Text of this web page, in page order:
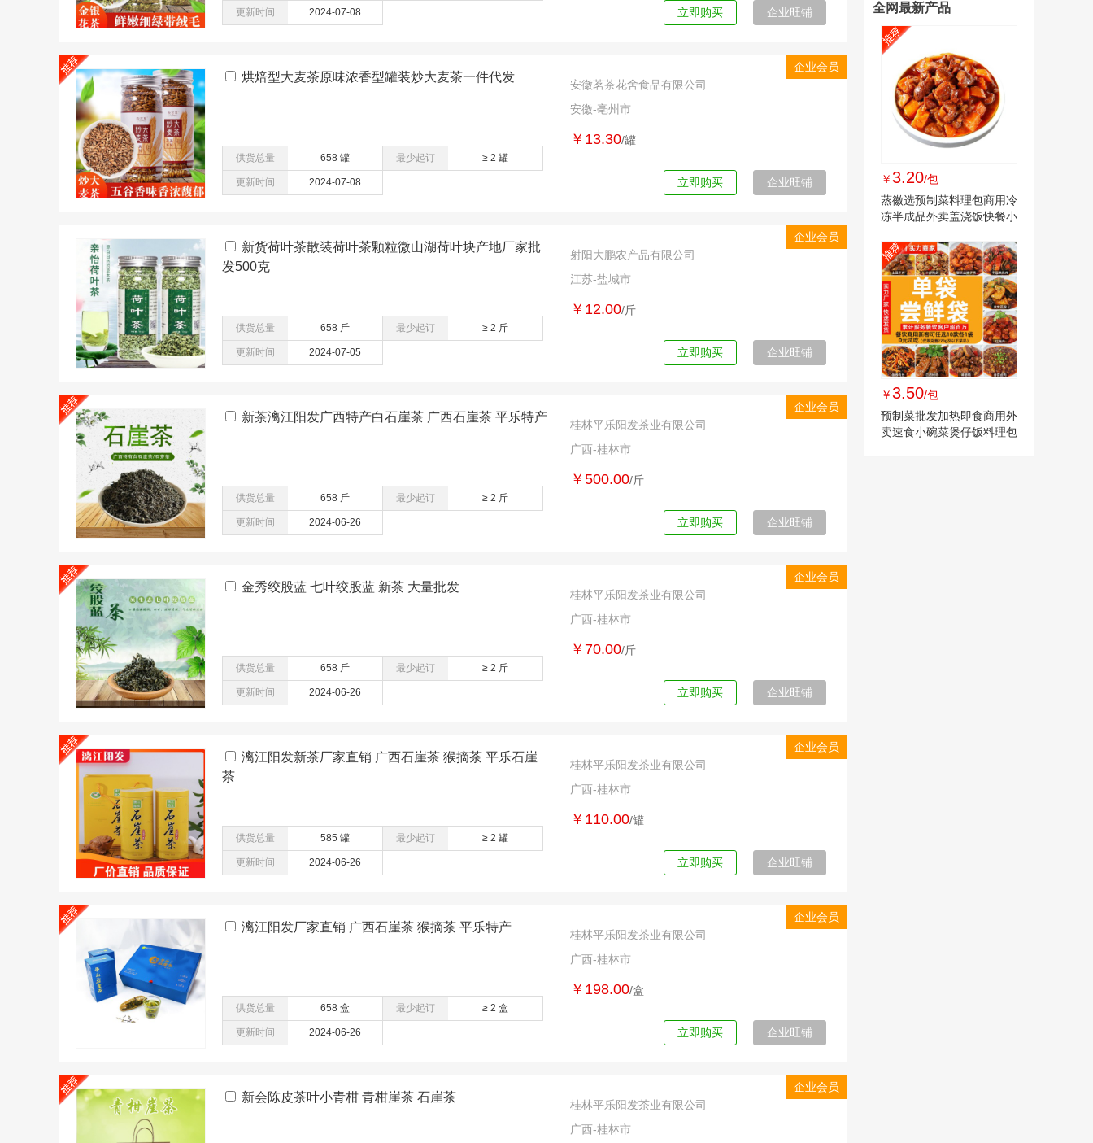
立即购买 企业旺铺
更新时间 2024-07-08
￥13.30/罐
烘焙型大麦茶原味浓香型罐装炒大麦茶一件代发
安徽茗茶花舍食品有限公司
安徽-亳州市
企业会员
立即购买 企业旺铺
供货总量 658 罐 最少起订 ≥ 2 罐
更新时间 2024-07-08
￥12.00/斤
新货荷叶茶散装荷叶茶颗粒微山湖荷叶块产地厂家批
发500克
射阳大鹏农产品有限公司
江苏-盐城市
企业会员
立即购买 企业旺铺
供货总量 658 斤 最少起订 ≥ 2 斤
更新时间 2024-07-05
￥500.00/斤
新茶漓江阳发广西特产白石崖茶 广西石崖茶 平乐特产
桂林平乐阳发茶业有限公司
广西-桂林市
企业会员
立即购买 企业旺铺
供货总量 658 斤 最少起订 ≥ 2 斤
更新时间 2024-06-26
￥70.00/斤
金秀绞股蓝 七叶绞股蓝 新茶 大量批发
桂林平乐阳发茶业有限公司
广西-桂林市
企业会员
立即购买 企业旺铺
供货总量 658 斤 最少起订 ≥ 2 斤
更新时间 2024-06-26
￥110.00/罐
漓江阳发新茶厂家直销 广西石崖茶 猴摘茶 平乐石崖
茶
桂林平乐阳发茶业有限公司
广西-桂林市
企业会员
立即购买 企业旺铺
供货总量 585 罐 最少起订 ≥ 2 罐
更新时间 2024-06-26
￥198.00/盒
漓江阳发厂家直销 广西石崖茶 猴摘茶 平乐特产
桂林平乐阳发茶业有限公司
广西-桂林市
企业会员
立即购买 企业旺铺
供货总量 658 盒 最少起订 ≥ 2 盒
更新时间 2024-06-26
新会陈皮茶叶小青柑 青柑崖茶 石崖茶
桂林平乐阳发茶业有限公司
广西-桂林市
企业会员
全网最新产品
￥3.20/包
蒸徽选预制菜料理包商用冷
冻半成品外卖盖浇饭快餐小
￥3.50/包
预制菜批发加热即食商用外
卖速食小碗菜煲仔饭料理包